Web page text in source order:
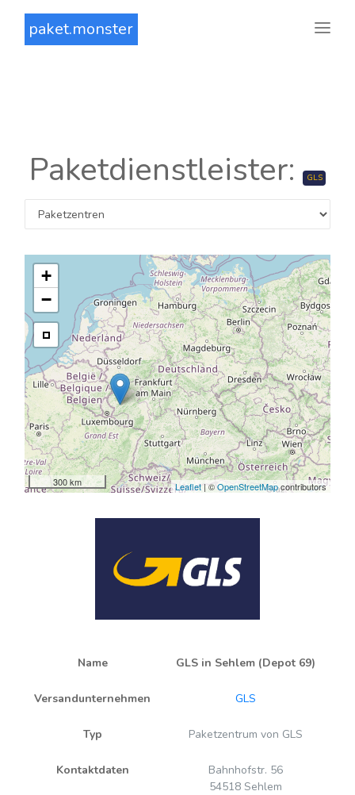
paket.monster
Paketdienstleister: GLS
+
−
300 km Leaflet | ©OpenStreetMapcontributors
Name GLS in Sehlem (Depot 69)
Versandunternehmen GLS
Typ Paketzentrum von GLS
Kontaktdaten
Bahnhofstr. 56
54518 Sehlem